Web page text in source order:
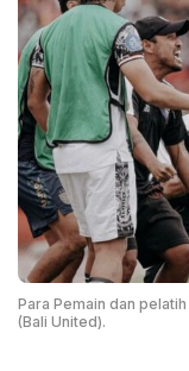
Para Pemain dan
(Bali United).